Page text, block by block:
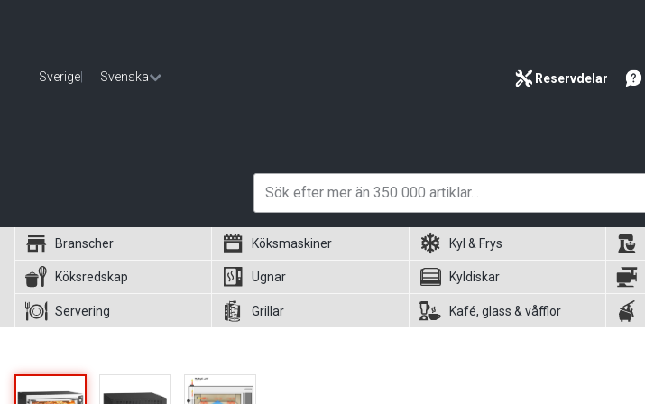
Sverige Svenska Reservdelar
Branscher Köksmaskiner Kyl & Frys
Köksredskap Ugnar Kyldiskar
Servering Grillar Kafé, glass & våfflor